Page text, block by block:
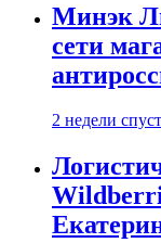
Минэк
сети
2 недели